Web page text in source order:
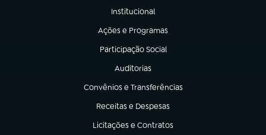
Institucional
(abre em nova aba)
Ações e Programas
(abre em nova aba)
Participação Social
(abre em nova aba)
Auditorias
(abre em nova aba)
Convênios e Transferências
(abre em nova aba)
Receitas e Despesas
(abre em nova aba)
Licitações e Contratos
(abre em nova aba)